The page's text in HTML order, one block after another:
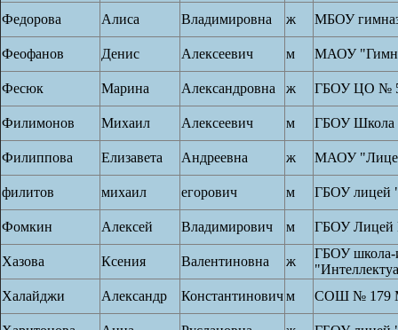
Федорова Алиса Владимировна ж МБОУ
Феофанов Денис Алексеевич м МАОУ
Фесюк Марина Александровна ж ГБОУ ЦО №
Филимонов Михаил Алексеевич м ГБОУ Школа
Филиппова Елизавета Андреевна ж МАОУ
филитов михаил егорович м ГБОУ лицей
Фомкин Алексей Владимирович м ГБОУ Лицей
Хазова Ксения Валентиновна ж
ГБОУ школа-
Халайджи
Александр Константиновичм СОШ № 179